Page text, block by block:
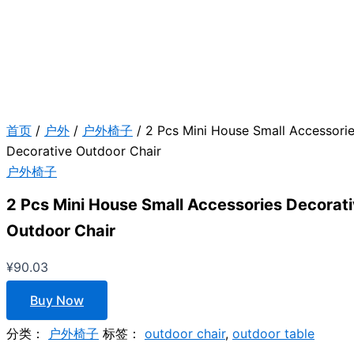
首页 / 户外 / 户外椅子 / 2 Pcs Mini House Small
Decorative Outdoor Chair
户外椅子
2 Pcs Mini House Small Accessories
Outdoor Chair
¥90.03
Buy Now
分类： 户外椅子 标签： outdoor chair, outdoor table